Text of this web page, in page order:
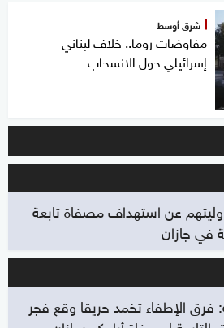
شرق أوسط
مفاوضات روما.. خلاف لبناني
إسرائيلي حول الانسحاب
عن استهداف مصفاة تابعة
في جازان
فرق الإطفاء تخمد حريقا وقع فجر